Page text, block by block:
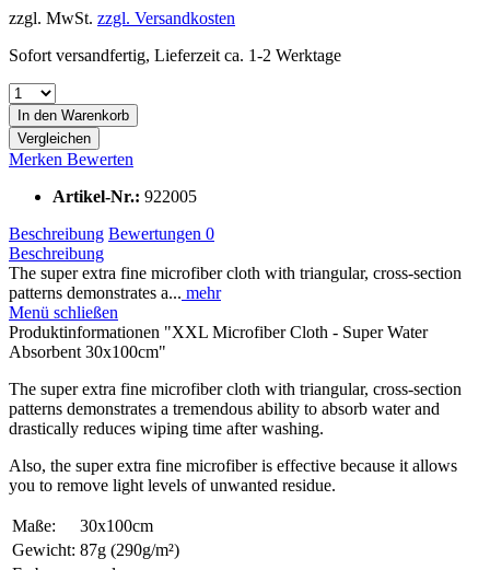
zzgl. MwSt. zzgl. Versandkosten
Sofort versandfertig, Lieferzeit ca. 1-2 Werktage
In den Warenkorb
Vergleichen
Merken Bewerten
Artikel-Nr.: 922005
Beschreibung Bewertungen 0
Beschreibung
The super extra fine microfiber cloth with triangular, cross-section
patterns demonstrates a... mehr
Menü schließen
Produktinformationen "XXL Microfiber Cloth - Super Water
Absorbent 30x100cm"
The super extra fine microfiber cloth with triangular, cross-section
patterns demonstrates a tremendous ability to absorb water and
drastically reduces wiping time after washing.
Also, the super extra fine microfiber is effective because it allows
you to remove light levels of unwanted residue.
Maße:
30x100cm
Gewicht: 87g (290g/m²)